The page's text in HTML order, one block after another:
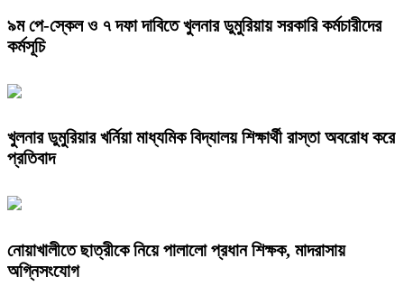
৯ম পে-স্কেল ও ৭ দফা দাবিতে খুলনার ডুমুরিয়ায় সরকারি কর্মচারীদের
কর্মসূচি
খুলনার ডুমুরিয়ার খর্নিয়া মাধ্যমিক বিদ্যালয় শিক্ষার্থী রাস্তা অবরোধ করে
প্রতিবাদ
নোয়াখালীতে ছাত্রীকে নিয়ে পালালো প্রধান শিক্ষক, মাদরাসায়
অগ্নিসংযোগ